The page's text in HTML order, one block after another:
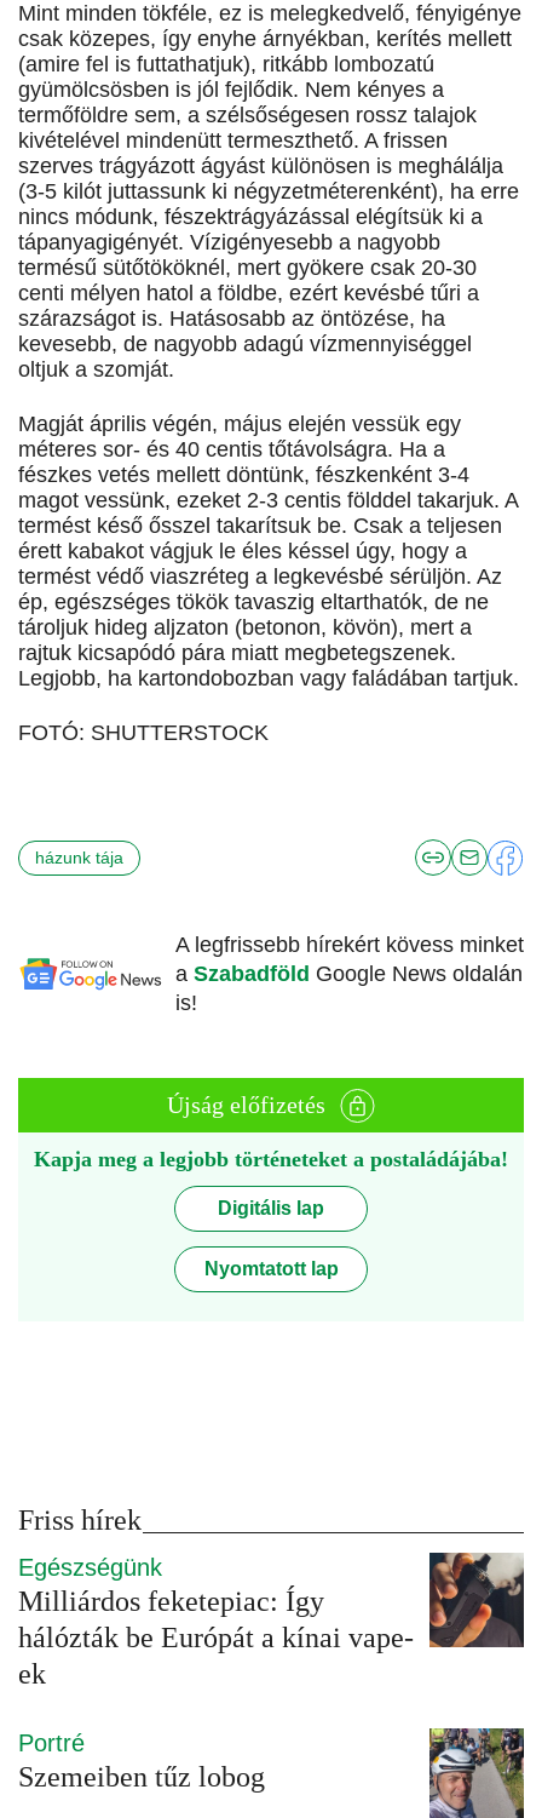
Mint minden tökféle, ez is melegkedvelő, fényigénye
csak közepes, így enyhe árnyékban, kerítés mellett
(amire fel is futtathatjuk), ritkább lombozatú
gyümölcsösben is jól fejlődik. Nem kényes a
termőföldre sem, a szélsőségesen rossz talajok
kivételével mindenütt termeszthető. A frissen
szerves trágyázott ágyást különösen is meghálálja
(3-5 kilót juttassunk ki négyzetméterenként), ha erre
nincs módunk, fészektrágyázással elégítsük ki a
tápanyagigényét. Vízigényesebb a nagyobb
termésű sütőtököknél, mert gyökere csak 20-30
centi mélyen hatol a földbe, ezért kevésbé tűri a
szárazságot is. Hatásosabb az öntözése, ha
kevesebb, de nagyobb adagú vízmennyiséggel
oltjuk a szomját.
Magját április végén, május elején vessük egy
méteres sor- és 40 centis tőtávolságra. Ha a
fészkes vetés mellett döntünk, fészkenként 3-4
magot vessünk, ezeket 2-3 centis földdel takarjuk. A
termést késő ősszel takarítsuk be. Csak a teljesen
érett kabakot vágjuk le éles késsel úgy, hogy a
termést védő viaszréteg a legkevésbé sérüljön. Az
ép, egészséges tökök tavaszig eltarthatók, de ne
tároljuk hideg aljzaton (betonon, kövön), mert a
rajtuk kicsapódó pára miatt megbetegszenek.
Legjobb, ha kartondobozban vagy faládában tartjuk.
FOTÓ: SHUTTERSTOCK
házunk tája
A legfrissebb hírekért kövess minket
a Szabadföld Google News oldalán
is!
Újság előfizetés
Kapja meg a legjobb történeteket a postaládájába!
Digitális lap
Nyomtatott lap
Friss hírek
Egészségünk
Milliárdos feketepiac: Így
hálózták be Európát a kínai vape-
ek
Portré
Szemeiben tűz lobog